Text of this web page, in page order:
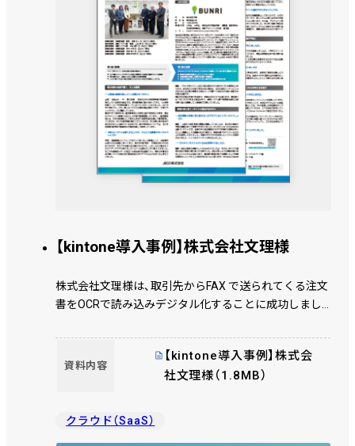
【kintone導入事例】株式会社文理様
株式会社文理様は、取引先からFAX で送られてくる注文
書をOCRで読み込みデジタル化することに成功しまし
したＪＢＣＣ株式会社、データ連携プラットフォームで
あるQanat Universeの開発元であり、FAX データを
kintone に連携する開発を担当したＪＢアドバンスト・
ィス業務を担い、自社の受注処理を抜本的に改革したＣ
資料内容
【kintone導入事例】株式会
社文理様（1.8MB）
クラウド（SaaS）